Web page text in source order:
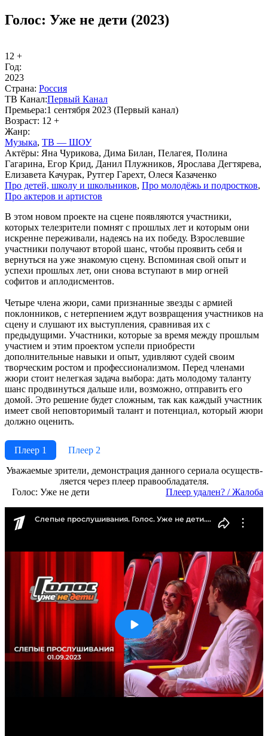
Голос: Уже не дети (2023)
12 +
Год:
2023
Стра­на: Рос­сия
ТВ Ка­нал:Пер­вый Ка­нал
Пре­мье­ра:1 сентября 2023 (Первый канал)
Воз­раст: 12 +
Жанр:
Му­зы­ка, ТВ — ШОУ
Ак­тё­ры: Яна Чурикова, Дима Билан, Пелагея, Полина
Гагарина, Егор Крид, Данил Плужников, Ярослава Дегтярева,
Елизавета Качурак, Рутгер Гарехт, Олеся Казаченко
Про де­тей, шко­лу и школь­ни­ков, Про мо­ло­дёжь и под­ро­ст­ков,
Про ак­те­ров и ар­ти­стов
В этом новом проекте на сцене появляются участники,
которых телезрители помнят с прошлых лет и которым они
искренне переживали, надеясь на их победу. Взрослевшие
участники получают второй шанс, чтобы проявить себя и
вернуться на уже знакомую сцену. Вспоминая свой опыт и
успехи прошлых лет, они снова вступают в мир огней
софитов и аплодисментов.
Четыре члена жюри, сами признанные звезды с армией
поклонников, с нетерпением ждут возвращения участников на
сцену и слушают их выступления, сравнивая их с
предыдущими. Участники, которые за время между прошлым
участием и этим проектом успели приобрести
дополнительные навыки и опыт, удивляют судей своим
творческим ростом и профессионализмом. Перед членами
жюри стоит нелегкая задача выбора: дать молодому таланту
шанс продвинуться дальше или, возможно, отправить его
домой. Это решение будет сложным, так как каждый участник
имеет свой неповторимый талант и потенциал, который жюри
должно оценить.
Плеер 1
Плеер 2
Ува­жае­мые зри­те­ли, де­мон­ст­ра­ция дан­но­го се­риа­ла осу­ще­ст­в­
ля­ет­ся че­рез пле­ер пра­во­об­ла­да­те­ля.
Голос: Уже не дети
Пле­ер уда­лен? / Жа­ло­ба